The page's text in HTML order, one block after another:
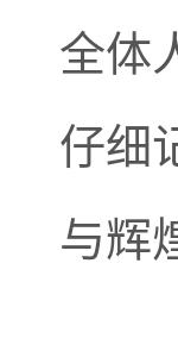
全体
仔细
与辉